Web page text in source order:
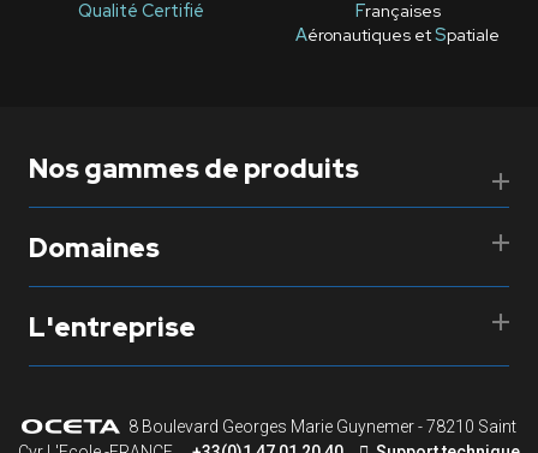
Qualité Certifié
Françaises
Aéronautiques etSpatiale
Nos gammes de produits
Domaines
L'entreprise
8 Boulevard Georges Marie Guynemer - 78210 Saint